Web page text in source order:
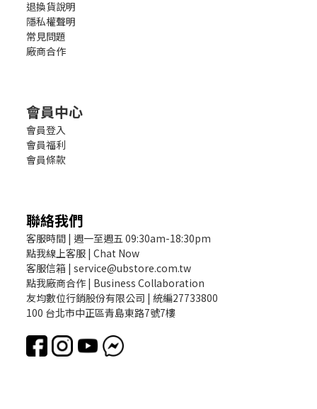
退換貨說明
隱私權聲明
常見問題
廠商合作
會員中心
會員登入
會員福利
會員條款
聯絡我們
客服時間 | 週一至週五 09:30am-18:30pm
點我線上客服 | Chat Now
客服信箱 | service@ubstore.com.tw
點我廠商合作 | Business Collaboration
友均數位行銷股份有限公司 | 統編27733800
100 台北市中正區青島東路7號7樓